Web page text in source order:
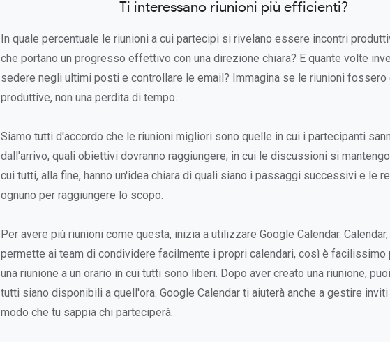
Ti interessano riunioni più efficienti?
In quale percentuale le riunioni a cui partecipi si rivelano essere incontri
che portano un progresso effettivo con una direzione chiara? E quante volte
sedere negli ultimi posti e controllare le email? Immagina se le riunioni fossero
produttive, non una perdita di tempo.
Siamo tutti d'accordo che le riunioni migliori sono quelle in cui i partecipanti
dall'arrivo, quali obiettivi dovranno raggiungere, in cui le discussioni si
cui tutti, alla fine, hanno un'idea chiara di quali siano i passaggi successivi e le
ognuno per raggiungere lo scopo.
Per avere più riunioni come questa, inizia a utilizzare Google Calendar.
permette ai team di condividere facilmente i propri calendari, così è facilissimo
una riunione a un orario in cui tutti sono liberi. Dopo aver creato una riunione,
tutti siano disponibili a quell'ora. Google Calendar ti aiuterà anche a gestire
modo che tu sappia chi parteciperà.